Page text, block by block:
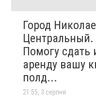
Город
Центральный.
Помогу сдать
аренду вашу
полд...
21:55, 3 серпня